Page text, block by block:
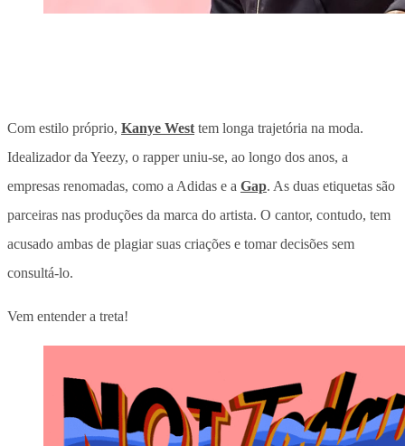
Com estilo próprio, Kanye West tem longa trajetória na moda.
Idealizador da Yeezy, o rapper uniu-se, ao longo dos anos, a
empresas renomadas, como a Adidas e a Gap. As duas etiquetas são
parceiras nas produções da marca do artista. O cantor, contudo, tem
acusado ambas de plagiar suas criações e tomar decisões sem
consultá-lo.
Vem entender a treta!